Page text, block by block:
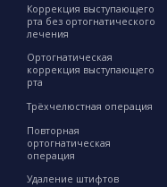
Коррекция выступающего
рта без ортогнатического
лечения
Ортогнатическая
коррекция выступающего
рта
Трёхчелюстная операция
Повторная
ортогнатическая
операция
Удаление штифтов